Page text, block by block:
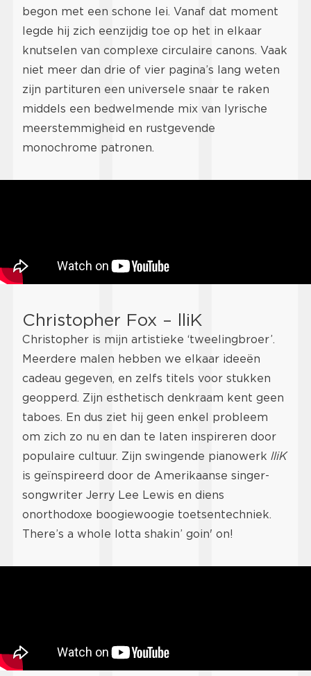
begon met een schone lei. Vanaf dat moment
legde hij zich eenzijdig toe op het in elkaar
knutselen van complexe circulaire canons. Vaak
niet meer dan drie of vier pagina’s lang weten
zijn partituren een universele snaar te raken
middels een bedwelmende mix van lyrische
meerstemmigheid en rustgevende
monochrome patronen.
Christopher Fox – lliK
Christopher is mijn artistieke ‘tweelingbroer’.
Meerdere malen hebben we elkaar ideeën
cadeau gegeven, en zelfs titels voor stukken
geopperd. Zijn esthetisch denkraam kent geen
taboes. En dus ziet hij geen enkel probleem
om zich zo nu en dan te laten inspireren door
populaire cultuur. Zijn swingende pianowerk lliK
is geïnspireerd door de Amerikaanse singer-
songwriter Jerry Lee Lewis en diens
onorthodoxe boogiewoogie toetsentechniek.
There’s a whole lotta shakin’ goin' on!